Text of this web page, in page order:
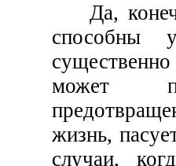
Да,
способны
может
жизнь,
случаи,